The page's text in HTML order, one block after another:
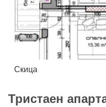
Скица
Тристаен